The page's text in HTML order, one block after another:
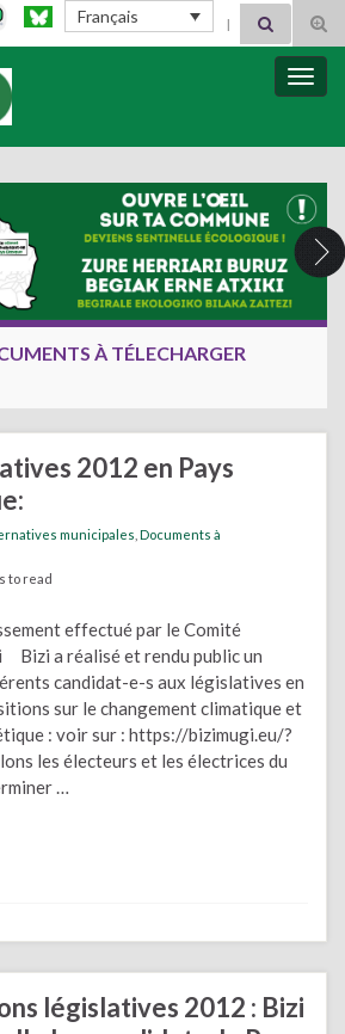
Français Search for:
À TÉLECHARGER
2012 en Pays
municipales Documents à
to read
effectué par le Comité
Bizi a réalisé et rendu public un
candidat-e-s aux législatives en
sur le changement climatique et
: voir sur : https://bizimugi.eu/?
les électeurs et les électrices du
…
législatives 2012 : Bizi